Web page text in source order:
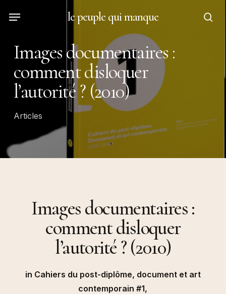
content
le peuple qui manque
Menu
Images documentaires :
comment disloquer
l’autorité ? (2010)
Articles
Images documentaires :
comment disloquer
l’autorité ? (2010)
in Cahiers du post-diplôme, document et art
contemporain #1,